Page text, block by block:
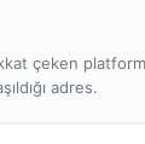
çeken
adres.